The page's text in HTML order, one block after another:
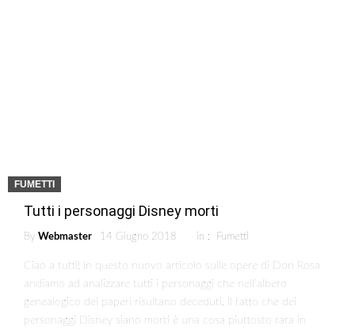
FUMETTI
Tutti i personaggi Disney morti
By Webmaster 14 Giugno 2018 in : Fumetti
Ciao a tutti! In questo nuovo articolo sulle opere di Don Rosa
andiamo ad analizzare tutti i personaggi che nell’albero
genealogico dei paperi risultano deceduti. Il fatto che dei
personaggi Disney siano morti è una cosa piuttosto rara in